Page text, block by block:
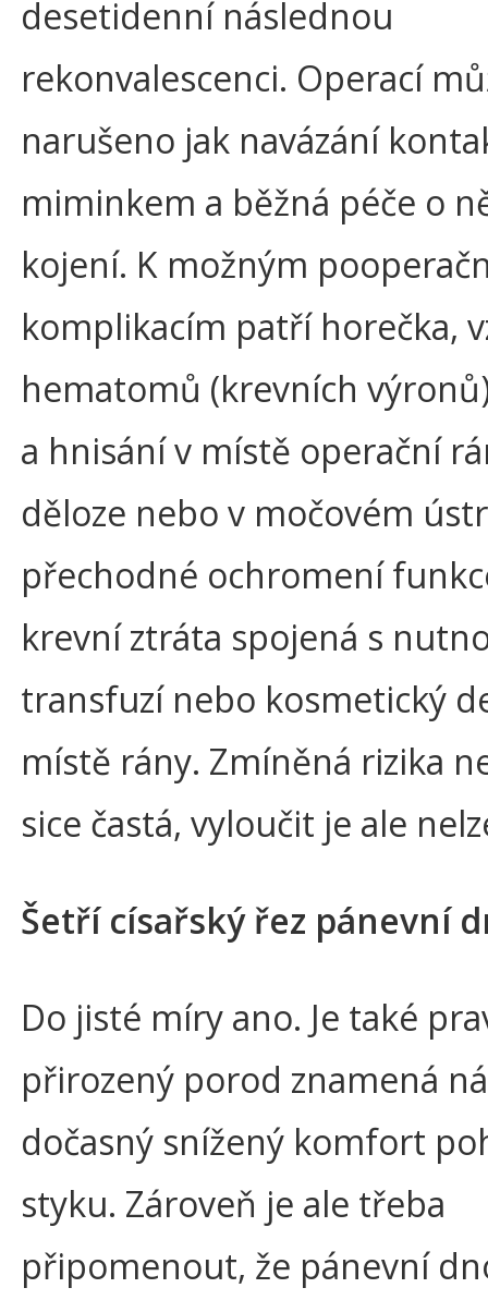
desetidenní následnou
rekonvalescenci. Operací
narušeno jak navázání
miminkem a běžná péče o
kojení. K možným
komplikacím patří horečka,
hematomů (krevních
a hnisání v místě operační
děloze nebo v močovém
přechodné ochromení
krevní ztráta spojená s
transfuzí nebo kosmetický
místě rány. Zmíněná rizika
sice častá, vyloučit je ale
Šetří císařský řez pánevní
Do jisté míry ano. Je také
přirozený porod znamená
dočasný snížený komfort
styku. Zároveň je ale třeba
připomenout, že pánevní